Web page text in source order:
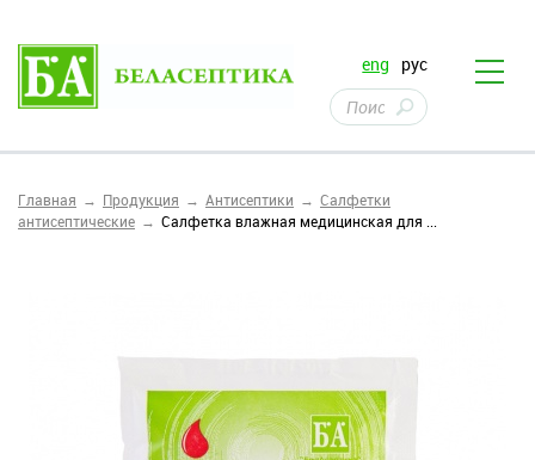
eng рус
Главная Продукция Антисептики
Салфетки
антисептические
Салфетка влажная медицинская для ...